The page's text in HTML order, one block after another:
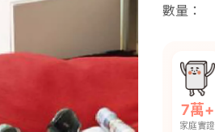
數量
7萬+
家庭實證